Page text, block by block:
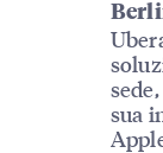
sua